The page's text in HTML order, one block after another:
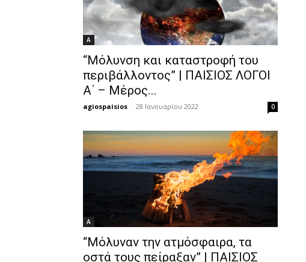
Α
“Μόλυνση και καταστροφή του
περιβάλλοντος” | ΠΑΙΣΙΟΣ ΛΟΓΟΙ
Α΄ – Μέρος...
agiospaisios - 28 Ιανουαρίου 2022 0
Α
“Μόλυναν την ατμόσφαιρα, τα
οστά τους πείραξαν” | ΠΑΙΣΙΟΣ